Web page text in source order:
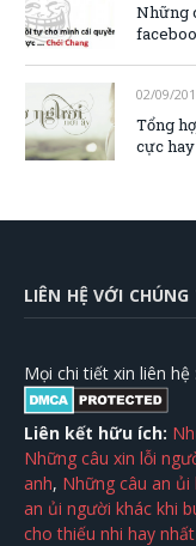
Những
02/09/
Tổng
cực
LIÊN HỆ VỚI CHÚNG
Mọi chi tiết xin liên hệ :
Liên kết hữu ích:
Những câu xin lỗi
anh, Những câu an ủi
an ủi người khác khi
cho thiếu nhi hay